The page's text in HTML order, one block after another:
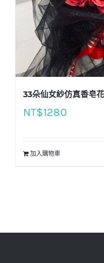
33朵仙女紗仿真香皂
NT$1280
加入購物車